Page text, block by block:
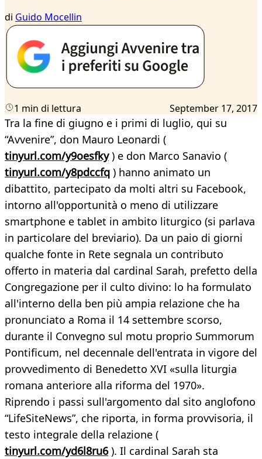
di Guido Mocellin
1 min di lettura September 17, 2017
Tra la fine di giugno e i primi di luglio, qui su
“Avvenire”, don Mauro Leonardi (
tinyurl.com/y9oesfky) e don Marco Sanavio (
tinyurl.com/y8pdccfq ) hanno animato un
dibattito, partecipato da molti altri su Facebook,
intorno all'opportunità o meno di utilizzare
smartphone e tablet in ambito liturgico (si parlava
in particolare del breviario). Da un paio di giorni
qualche fonte in Rete segnala un contributo
offerto in materia dal cardinal Sarah, prefetto della
Congregazione per il culto divino: lo ha formulato
all'interno della ben più ampia relazione che ha
pronunciato a Roma il 14 settembre scorso,
durante il Convegno sul motu proprio Summorum
Pontificum, nel decennale dell'entrata in vigore del
provvedimento di Benedetto XVI «sulla liturgia
romana anteriore alla riforma del 1970».
Riprendo i passi sull'argomento dal sito anglofono
“LifeSiteNews”, che riporta, in forma provvisoria, il
testo integrale della relazione (
tinyurl.com/yd6l8ru6). Il cardinal Sarah sta